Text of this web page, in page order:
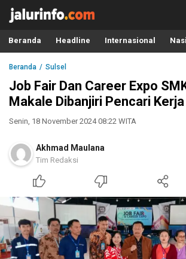
Info Terbaru, Berita Terkini Hari Ini,
Terkini, Akurat dan Terpercaya
Beranda Headline Internasional
Beranda Sulsel
Job Fair Dan Career Expo
Makale Dibanjiri Pencari Kerja
Senin, 18 November 2024 08:22 WITA
Akhmad Maulana
Tim Redaksi